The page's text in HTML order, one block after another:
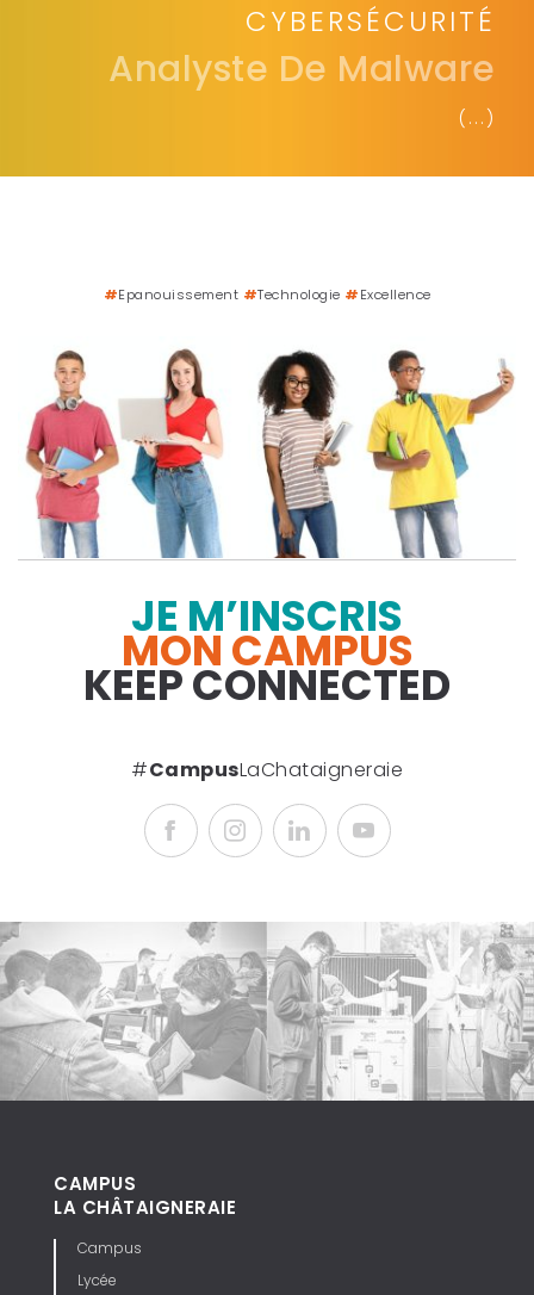
CYBERSÉCURITÉ
Analyste De Malware
(...)
#Epanouissement #Technologie #Excellence
JE M’INSCRIS
MON CAMPUS
KEEP CONNECTED
#CampusLaChataigneraie
CAMPUS
LA CHÂTAIGNERAIE
Campus
Lycée